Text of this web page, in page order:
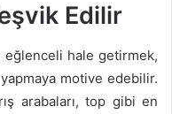
Edilir
eğlenceli hale getirmek,
motive edebilir.
arabaları, top gibi en